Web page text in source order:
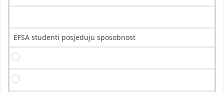
EFSA studenti posjeduju sposobnost